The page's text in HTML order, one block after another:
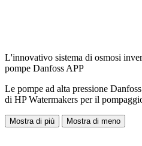
L'innovativo sistema di osmosi
pompe Danfoss APP
Le pompe ad alta pressione
di HP Watermakers per il
Mostra di più Mostra di meno